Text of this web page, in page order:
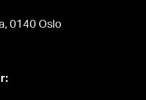
0140 Oslo